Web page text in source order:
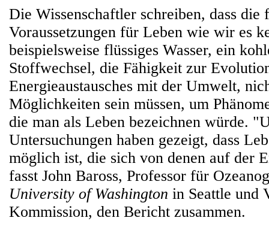
Die Wissenschaftler schreiben, dass die
Voraussetzungen für Leben wie wir es
beispielsweise flüssiges Wasser, ein
Stoffwechsel, die Fähigkeit zur
Energieaustausches mit der Umwelt,
Möglichkeiten sein müssen, um
die man als Leben bezeichnen würde.
Untersuchungen haben gezeigt, dass
möglich ist, die sich von denen auf der
fasst John Baross, Professor für
University of Washington in Seattle und
Kommission, den Bericht zusammen.